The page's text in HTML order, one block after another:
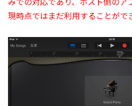
現時点ではまだ利用することがで